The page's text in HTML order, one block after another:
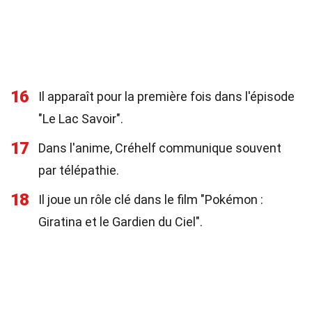
16
Il apparaît pour la première fois dans l'épisode
"Le Lac Savoir".
17
Dans l'anime, Créhelf communique souvent
par télépathie.
18
Il joue un rôle clé dans le film "Pokémon :
Giratina et le Gardien du Ciel".